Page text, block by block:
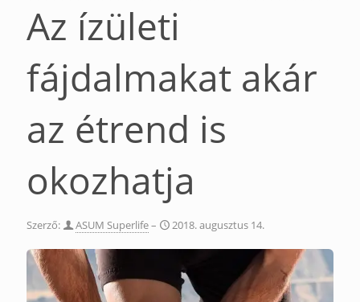
Az ízületi
fájdalmakat akár
az étrend is
okozhatja
Szerző: ASUM Superlife– 2018. augusztus 14.